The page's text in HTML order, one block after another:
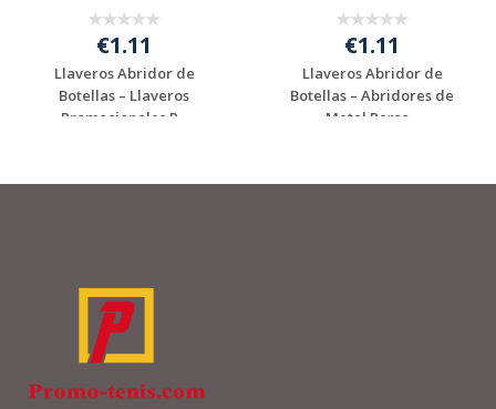
€1.11
Llaveros Abridor de
Botellas – Llaveros
Promocionales P...
€1.11
Llaveros Abridor de
Botellas – Abridores de
Metal Perso...